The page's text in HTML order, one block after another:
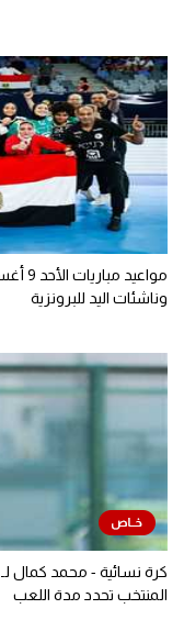
وناشئات اليد للبرونزية
كرة نسائية - محمد كمال
المنتخب تحدد مدة اللعب